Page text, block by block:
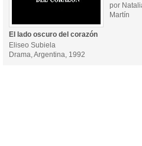
por
Martín
El lado oscuro del corazón
Eliseo Subiela
Drama, Argentina, 1992